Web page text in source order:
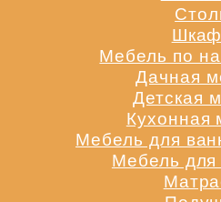
Мебель по
Дачная
Детская
Кухонная
Мебель для
Мебель для